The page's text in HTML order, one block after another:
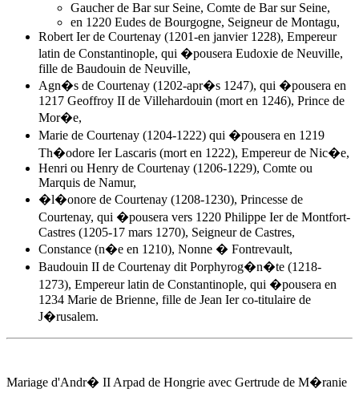
Gaucher de Bar sur Seine, Comte de Bar sur Seine,
en 1220 Eudes de Bourgogne, Seigneur de Montagu,
Robert Ier de Courtenay (1201-en janvier 1228), Empereur
latin de Constantinople, qui �pousera Eudoxie de Neuville,
fille de Baudouin de Neuville,
Agn�s de Courtenay (1202-apr�s 1247), qui �pousera en
1217 Geoffroy II de Villehardouin (mort en 1246), Prince de
Mor�e,
Marie de Courtenay (1204-1222) qui �pousera en 1219
Th�odore Ier Lascaris (mort en 1222), Empereur de Nic�e,
Henri ou Henry de Courtenay (1206-1229), Comte ou
Marquis de Namur,
�l�onore de Courtenay (1208-1230), Princesse de
Courtenay, qui �pousera vers 1220 Philippe Ier de Montfort-
Castres (1205-17 mars 1270), Seigneur de Castres,
Constance (n�e en 1210), Nonne � Fontrevault,
Baudouin II de Courtenay dit Porphyrog�n�te (1218-
1273), Empereur latin de Constantinople, qui �pousera en
1234 Marie de Brienne, fille de Jean Ier co-titulaire de
J�rusalem.
Mariage d'Andr� II Arpad de Hongrie avec Gertrude de M�ranie